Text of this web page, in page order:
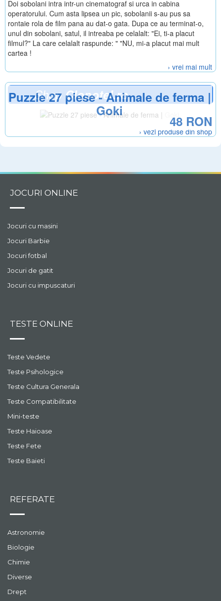
Doi sobolani intra intr-un cinematograf si urca in cabina
operatorului. Cum asta lipsea un pic, sobolanii s-au pus sa
rontaie rola de film pana au dat-o gata. Dupa ce au terminat-o,
unul din sobolani, satul, il intreaba pe celalalt: "Ei, ti-a placut
filmul?" La care celalalt raspunde: " "NU, mi-a placut mai mult
cartea !
› vrei mai mult
Shop Clopotel.ro
Puzzle 27 piese - Animale de ferma |
Goki
48 RON
› vezi produse din shop
JOCURI ONLINE
Jocuri cu masini
Jocuri Barbie
Jocuri fotbal
Jocuri de gatit
Jocuri cu impuscaturi
TESTE ONLINE
Teste Vedete
Teste Psihologice
Teste Cultura Generala
Teste Compatibilitate
Mini-teste
Teste Haioase
Teste Fete
Teste Baieti
REFERATE
Astronomie
Biologie
Chimie
Diverse
Drept